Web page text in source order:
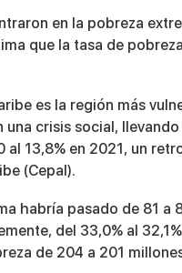
en la pobreza
que la tasa de
es la región más
crisis social,
13,8% en 2021, un
(Cepal).
habría pasado de 81 a
del 33,0% al
de 204 a 201